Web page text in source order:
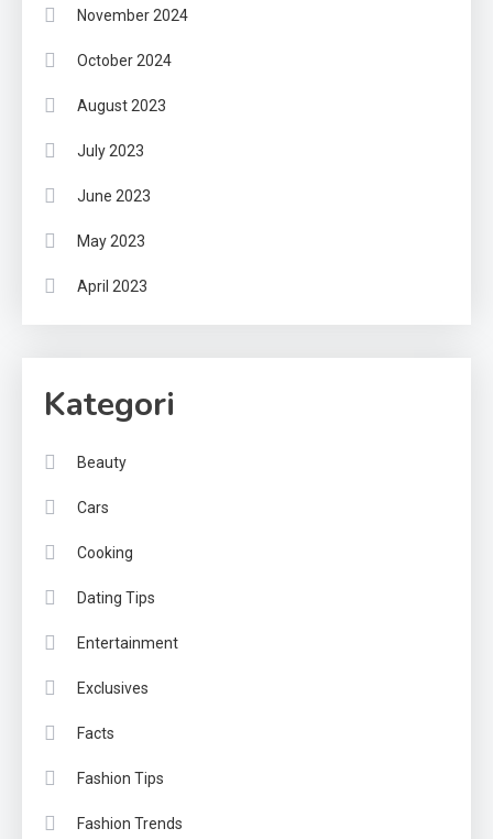
November 2024
October 2024
August 2023
July 2023
June 2023
May 2023
April 2023
Kategori
Beauty
Cars
Cooking
Dating Tips
Entertainment
Exclusives
Facts
Fashion Tips
Fashion Trends